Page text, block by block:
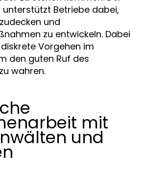
unterstützt Betriebe dabei,
und
zu entwickeln. Dabei
Vorgehen im
den guten Ruf des
wahren.
mit
und